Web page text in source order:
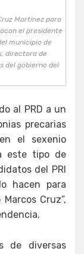
Martínez para
el presidente
municipio de
directora de
del gobierno del
al PRD a un
precarias
el sexenio
este tipo de
del PRI
hacen para
Cruz”,
de diversas